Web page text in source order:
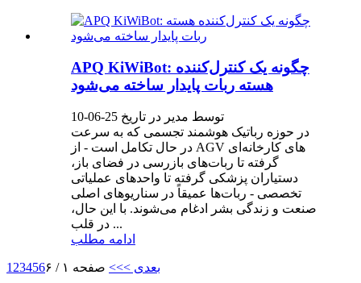
APQ KiWiBot: چگونه یک کنترل‌کننده
هسته ربات پایدار ساخته می‌شود
توسط مدیر در تاریخ 25-06-10
در حوزه رباتیک هوشمند تجسمی که به سرعت
در حال تکامل است - از AGV های کارخانه‌ای
گرفته تا ربات‌های بازرسی در فضای باز،
دستیاران پزشکی گرفته تا واحدهای عملیاتی
تخصصی - ربات‌ها عمیقاً در سناریوهای اصلی
صنعت و زندگی بشر ادغام می‌شوند. با این حال،
در قلب ...
ادامه مطلب
1 23456 بعدی >>> صفحه ۱ / ۶